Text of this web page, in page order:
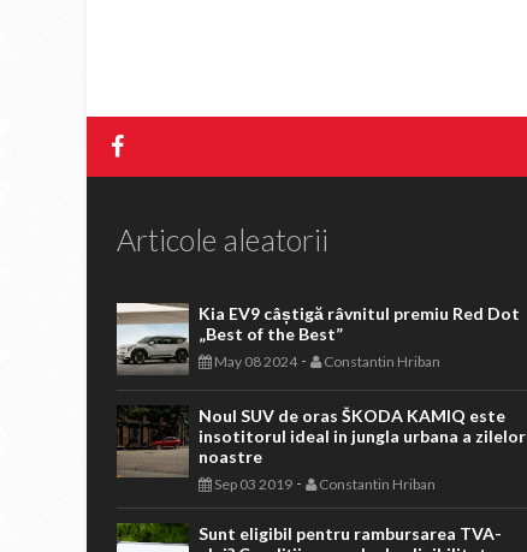
Articole aleatorii
Kia EV9 câștigă râvnitul premiu Red Dot
„Best of the Best”
May 08 2024- Constantin Hriban
Noul SUV de oras ŠKODA KAMIQ este
insotitorul ideal in jungla urbana a zilelor
noastre
Sep 03 2019 - Constantin Hriban
Sunt eligibil pentru rambursarea TVA-